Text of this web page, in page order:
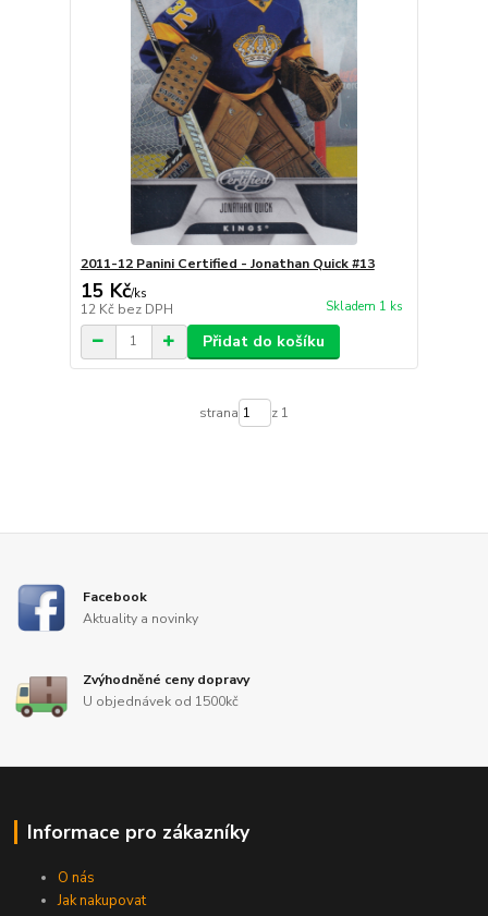
2011-12 Panini Certified - Jonathan Quick #13
15 Kč/ks
12 Kč bez DPH Skladem 1 ks
Přidat do košíku
strana z 1
Facebook
Aktuality a novinky
Zvýhodněné ceny dopravy
U objednávek od 1500kč
Informace pro zákazníky
O nás
Jak nakupovat